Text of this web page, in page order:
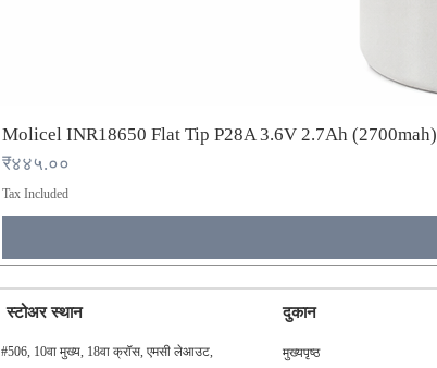
Molicel INR18650 Flat Tip P28A 3.6V 2.7Ah (2700mah)
Price
₹४४५.००
Tax Included
स्टोअर स्थान
#506, 10वा मुख्य, 18वा क्रॉस, एमसी लेआउट,
दुकान
मुख्यपृष्ठ